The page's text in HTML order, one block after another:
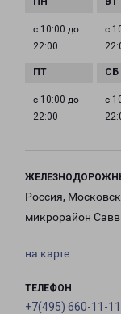
с 10:00 до
22:00
с
с 10:00 до
22:00
с
Россия,
микрорайон
на карте
ТЕЛЕФОН
+7(495) 660-11-11